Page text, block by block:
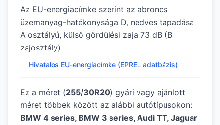
Az EU-energiacímke szerint az abroncs
üzemanyag-hatékonysága D, nedves tapadása
A osztályú, külső gördülési zaja 73 dB (B
zajosztály).
Hivatalos EU-energiacímke (EPREL adatbázis)
Ez a méret (255/30R20) gyári vagy ajánlott
méret többek között az alábbi autótípusokon:
BMW 4 series, BMW 3 series, Audi TT, Jaguar